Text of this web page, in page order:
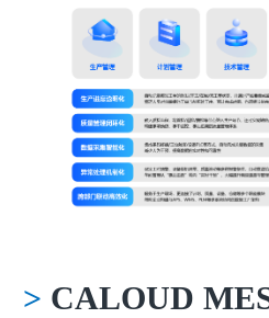
> CALOUD ME